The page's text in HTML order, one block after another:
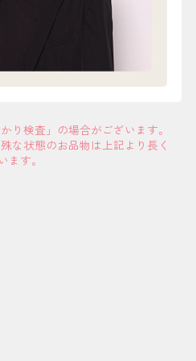
り検査」の場合がございます。
な状態のお品物は上記より長く
ます。